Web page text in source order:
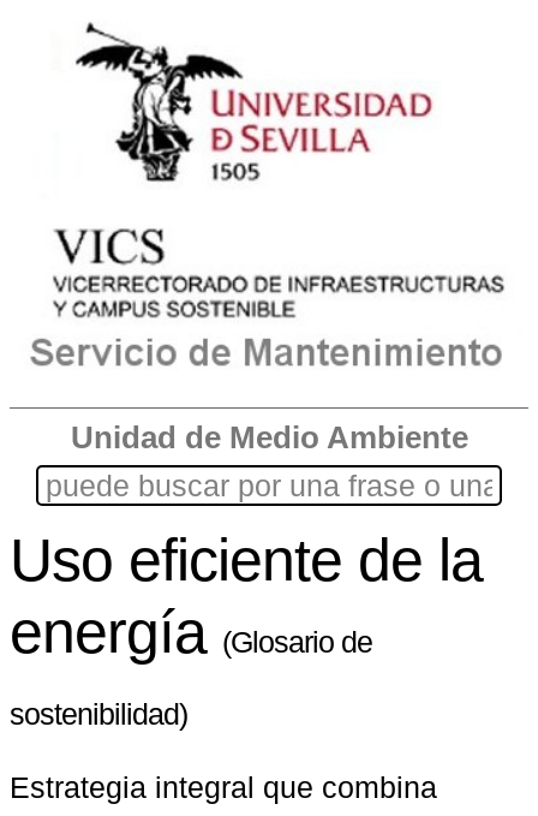
Unidad de Medio Ambiente
Uso eficiente de la
energía (Glosario de
sostenibilidad)
Estrategia integral que combina